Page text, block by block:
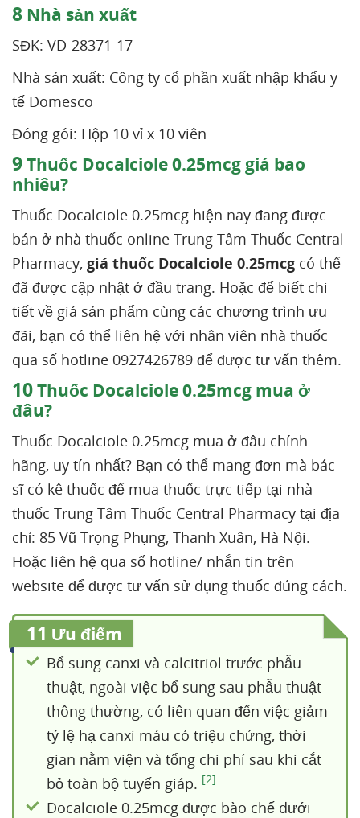
8 Nhà sản xuất
SĐK: VD-28371-17
Nhà sản xuất: Công ty cổ phần xuất nhập khẩu y
tế Domesco
Đóng gói: Hộp 10 vỉ x 10 viên
9Thuốc Docalciole 0.25mcg giá bao
nhiêu?
Thuốc Docalciole 0.25mcg hiện nay đang được
bán ở nhà thuốc online Trung Tâm Thuốc Central
Pharmacy, giá thuốc Docalciole 0.25mcg có thể
đã được cập nhật ở đầu trang. Hoặc để biết chi
tiết về giá sản phẩm cùng các chương trình ưu
đãi, bạn có thể liên hệ với nhân viên nhà thuốc
qua số hotline 0927426789 để được tư vấn thêm.
10Thuốc Docalciole 0.25mcg mua ở
đâu?
Thuốc Docalciole 0.25mcg mua ở đâu chính
hãng, uy tín nhất? Bạn có thể mang đơn mà bác
sĩ có kê thuốc để mua thuốc trực tiếp tại nhà
thuốc Trung Tâm Thuốc Central Pharmacy tại địa
chỉ: 85 Vũ Trọng Phụng, Thanh Xuân, Hà Nội.
Hoặc liên hệ qua số hotline/ nhắn tin trên
website để được tư vấn sử dụng thuốc đúng cách.
11 Ưu điểm
Bổ sung canxi và calcitriol trước phẫu
thuật, ngoài việc bổ sung sau phẫu thuật
thông thường, có liên quan đến việc giảm
tỷ lệ hạ canxi máu có triệu chứng, thời
gian nằm viện và tổng chi phí sau khi cắt
bỏ toàn bộ tuyến giáp. [2]
Docalciole 0.25mcg được bào chế dưới